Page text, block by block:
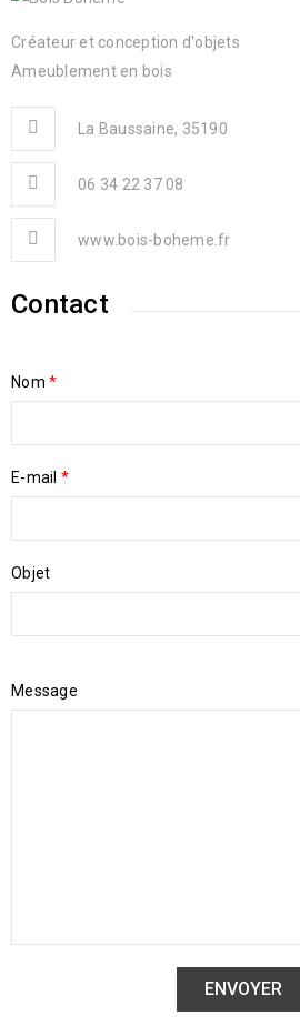
Créateur et conception d'objets
Ameublement en bois
La Baussaine, 35190
06 34 22 37 08
www.bois-boheme.fr
Contact
Nom *
E-mail *
Objet
Message